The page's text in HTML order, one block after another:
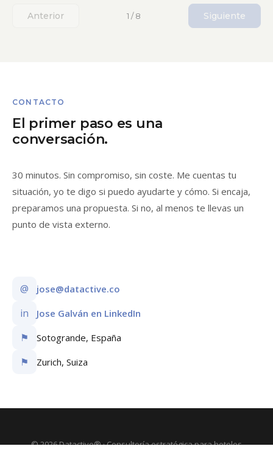
Anterior 1 / 8 Siguiente
CONTACTO
El primer paso es una
conversación.
30 minutos. Sin compromiso, sin coste. Me cuentas tu
situación, yo te digo si puedo ayudarte y cómo. Si encaja,
preparamos una propuesta. Si no, al menos te llevas un
punto de vista externo.
@ jose@datactive.co
in Jose Galván en LinkedIn
⚑ Sotogrande, España
⚑ Zurich, Suiza
© 2026 Datactive® · Consultoría estratégica para hoteles